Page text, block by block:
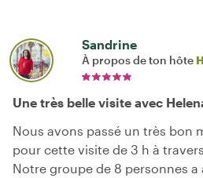
Sandrine
À propos de ton hôte
Une très belle visite avec
Nous avons passé un très bon
pour cette visite de 3 h à
Notre groupe de 8 personnes a